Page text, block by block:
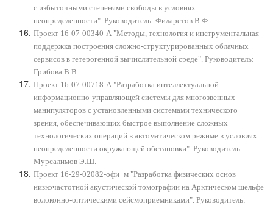
с избыточными степенями свободы в условиях
неопределенности". Руководитель: Филаретов В.Ф.
Проект 16-07-00340-А "Методы, технология и инструментальная
поддержка построения сложно-структурированных облачных
сервисов в гетерогенной вычислительной среде". Руководитель:
Грибова В.В.
Проект 16-07-00718-А "Разработка интеллектуальной
информационно-управляющей системы для многозвенных
манипуляторов c установленными системами технического
зрения, обеспечивающих быстрое выполнение сложных
технологических операций в автоматическом режиме в условиях
неопределенности окружающей обстановки". Руководитель:
Мурсалимов Э.Ш.
Проект 16-29-02082-офи_м "Разработка физических основ
низкочастотной акустической томографии на Арктическом шельфе
волоконно-оптическими сейсмоприемниками". Руководитель: